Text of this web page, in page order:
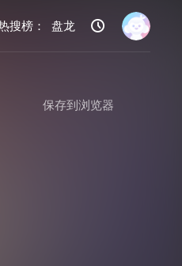
搜榜： 盘龙 
保存到浏览器